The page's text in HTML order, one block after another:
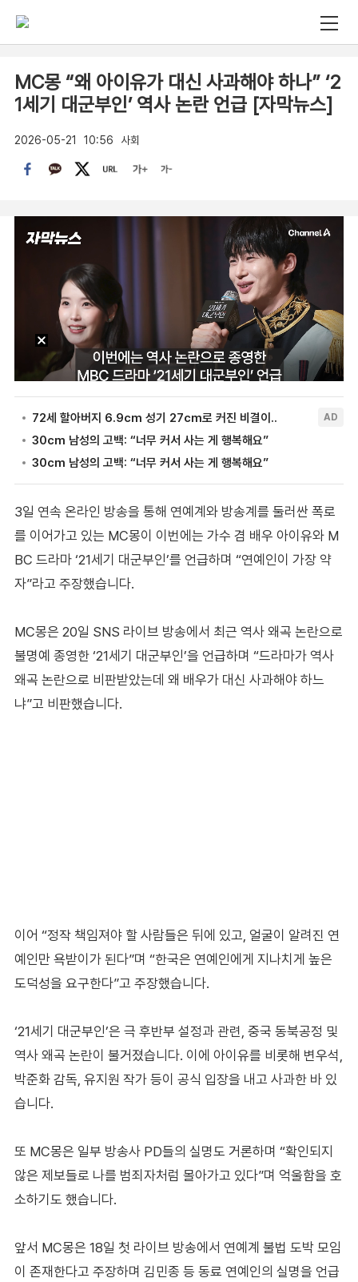
MC몽 “왜 아이유가 대신 사과해야 하나” ‘2
1세기 대군부인’ 역사 논란 언급 [자막뉴스]
2026-05-21 10:56 사회
3일 연속 온라인 방송을 통해 연예계와 방송계를 둘러싼 폭로
를 이어가고 있는 MC몽이 이번에는 가수 겸 배우 아이유와 M
BC 드라마 ‘21세기 대군부인’를 언급하며 “연예인이 가장 약
자”라고 주장했습니다.
MC몽은 20일 SNS 라이브 방송에서 최근 역사 왜곡 논란으로
불명예 종영한 ‘21세기 대군부인’을 언급하며 “드라마가 역사
왜곡 논란으로 비판받았는데 왜 배우가 대신 사과해야 하느
냐”고 비판했습니다.
이어 “정작 책임져야 할 사람들은 뒤에 있고, 얼굴이 알려진 연
예인만 욕받이가 된다”며 “한국은 연예인에게 지나치게 높은
도덕성을 요구한다”고 주장했습니다.
‘21세기 대군부인’은 극 후반부 설정과 관련, 중국 동북공정 및
역사 왜곡 논란이 불거졌습니다. 이에 아이유를 비롯해 변우석,
박준화 감독, 유지원 작가 등이 공식 입장을 내고 사과한 바 있
습니다.
또 MC몽은 일부 방송사 PD들의 실명도 거론하며 “확인되지
않은 제보들로 나를 범죄자처럼 몰아가고 있다”며 억울함을 호
소하기도 했습니다.
앞서 MC몽은 18일 첫 라이브 방송에서 연예계 불법 도박 모임
이 존재한다고 주장하며 김민종 등 동료 연예인의 실명을 언급